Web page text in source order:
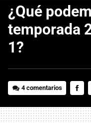
¿Qué
temporada
1?
4 comentarios